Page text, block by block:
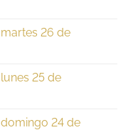
26 de
25 de
24 de